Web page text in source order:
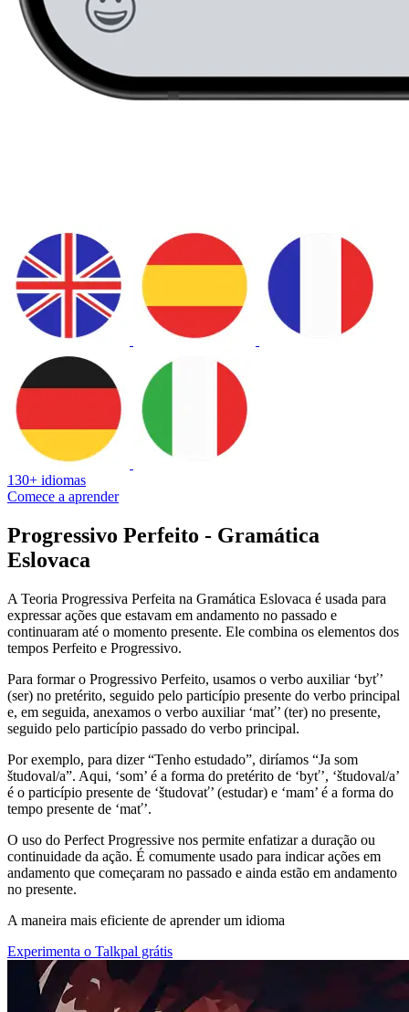
130+ idiomas
Comece a aprender
Progressivo Perfeito - Gramática
Eslovaca
A Teoria Progressiva Perfeita na Gramática Eslovaca é usada para
expressar ações que estavam em andamento no passado e
continuaram até o momento presente. Ele combina os elementos dos
tempos Perfeito e Progressivo.
Para formar o Progressivo Perfeito, usamos o verbo auxiliar ‘byť’
(ser) no pretérito, seguido pelo particípio presente do verbo principal
e, em seguida, anexamos o verbo auxiliar ‘mať’ (ter) no presente,
seguido pelo particípio passado do verbo principal.
Por exemplo, para dizer “Tenho estudado”, diríamos “Ja som
študoval/a”. Aqui, ‘som’ é a forma do pretérito de ‘byť’, ‘študoval/a’
é o particípio presente de ‘študovať’ (estudar) e ‘mam’ é a forma do
tempo presente de ‘mať’.
O uso do Perfect Progressive nos permite enfatizar a duração ou
continuidade da ação. É comumente usado para indicar ações em
andamento que começaram no passado e ainda estão em andamento
no presente.
A maneira mais eficiente de aprender um idioma
Experimenta o Talkpal grátis